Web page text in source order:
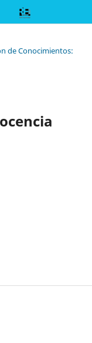
de Conocimientos: